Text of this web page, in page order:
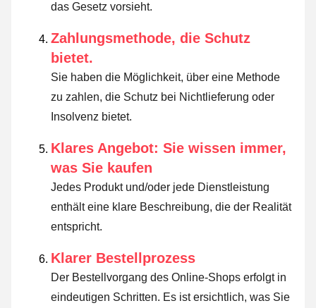
das Gesetz vorsieht.
Zahlungsmethode, die Schutz
bietet.
Sie haben die Möglichkeit, über eine Methode
zu zahlen, die Schutz bei Nichtlieferung oder
Insolvenz bietet.
Klares Angebot: Sie wissen immer,
was Sie kaufen
Jedes Produkt und/oder jede Dienstleistung
enthält eine klare Beschreibung, die der Realität
entspricht.
Klarer Bestellprozess
Der Bestellvorgang des Online-Shops erfolgt in
eindeutigen Schritten. Es ist ersichtlich, was Sie